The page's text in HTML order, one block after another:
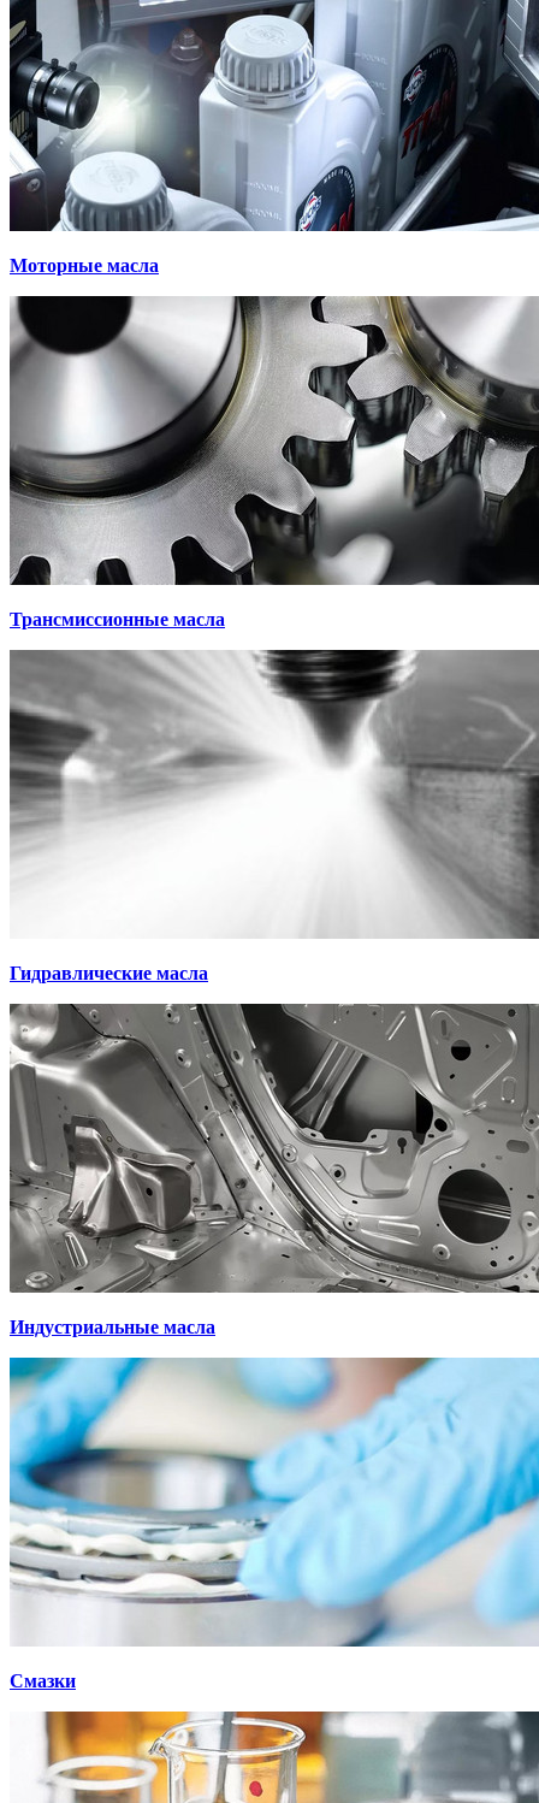
Моторные масла
Трансмиссионные масла
Гидравлические масла
Индустриальные масла
Смазки